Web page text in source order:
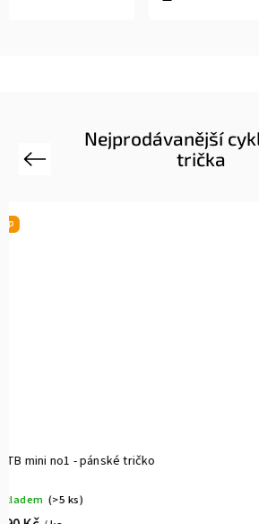
Nejprodávanější
trička
Previous
Bicycle mini no1 - pánské